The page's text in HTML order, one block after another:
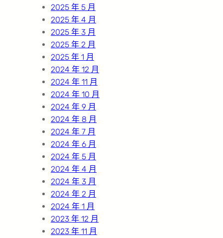
2025 年 5 月
2025 年 4 月
2025 年 3 月
2025 年 2 月
2025 年 1 月
2024 年 12 月
2024 年 11 月
2024 年 10 月
2024 年 9 月
2024 年 8 月
2024 年 7 月
2024 年 6 月
2024 年 5 月
2024 年 4 月
2024 年 3 月
2024 年 2 月
2024 年 1 月
2023 年 12 月
2023 年 11 月